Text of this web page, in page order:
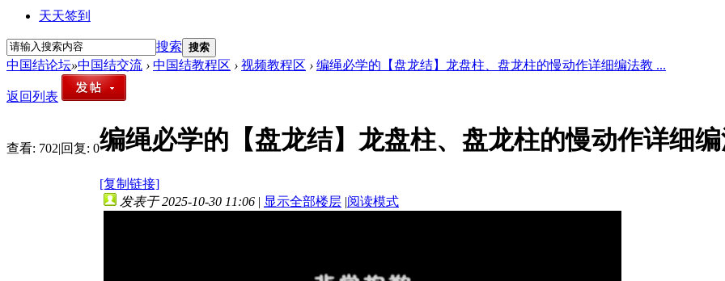
天天签到
搜索 搜索
中国结论坛»中国结交流 › 中国结教程区 › 视频教程区 › 编绳必学的【盘龙结】龙盘柱、盘龙柱的慢动作详细编法教 ...
返回列表
查看: 702|回复: 0编绳必学的【盘龙结】龙盘柱、盘龙柱的慢动作详细
[复制链接]
发表于 2025-10-30 11:06 | 显示全部楼层 |阅读模式